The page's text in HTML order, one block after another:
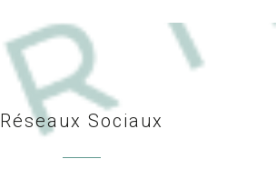
Réseaux Sociaux